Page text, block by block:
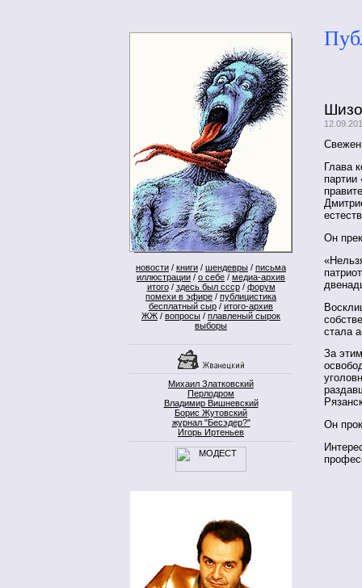
новости / книги / шендевры / письма
иллюстрации / о себе / медиа-архив
итого/ здесь был ссср/ форум
помехи в эфире / публицистика
бесплатный сыр / итого-архив
ЖЖ / вопросы / плавленый сырок
выборы
Михаил Златковский
Перлодром
Владимир Вишневский
Борис Жутовский
журнал "Бесэдер?"
Игорь Иртеньев
Глава
партии
Он
стала
За
Он